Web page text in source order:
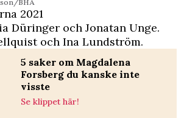
BHÅ
2021
Düringer och Jonatan Unge.
och Ina Lundström.
5 saker om Magdalena
Forsberg du kanske inte
visste
Se klippet här!